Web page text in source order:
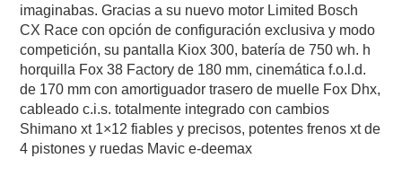
imaginabas. Gracias a su nuevo motor Limited Bosch
CX Race con opción de configuración exclusiva y modo
competición, su pantalla Kiox 300, batería de 750 wh. h
horquilla Fox 38 Factory de 180 mm, cinemática f.o.l.d.
de 170 mm con amortiguador trasero de muelle Fox Dhx,
cableado c.i.s. totalmente integrado con cambios
Shimano xt 1×12 fiables y precisos, potentes frenos xt de
4 pistones y ruedas Mavic e-deemax